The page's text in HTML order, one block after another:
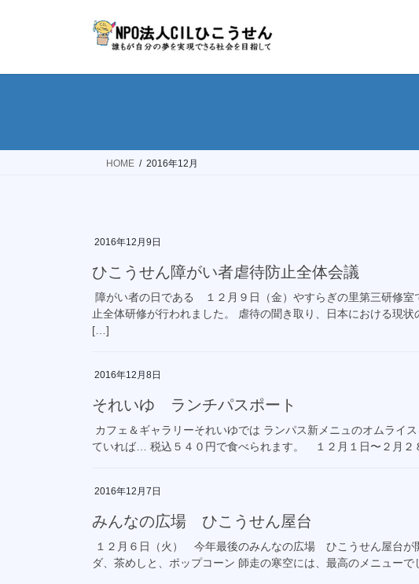
HOME 2016年12月
2016年12月9日
ひこうせん障がい者虐待防止全体会議
障がい者の日である １２月９日（金）やすらぎの里第三研修
止全体研修が行われました。 虐待の聞き取り、日本における現
[…]
2016年12月8日
それいゆ ランチパスポート
カフェ＆ギャラリーそれいゆでは ランパス新メニュのオムライ
ていれば… 税込５４０円で食べられます。 １２月１日〜２月２
2016年12月7日
みんなの広場 ひこうせん屋台
１２月６日（火） 今年最後のみんなの広場 ひこうせん屋台
ダ、茶めしと、ポップコーン 師走の寒空には、最高のメニュー